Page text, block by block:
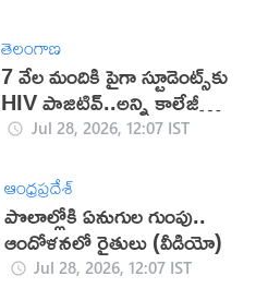
తెలంగాణ
7 వేల మందికి పైగా స్టూడెంట్స్‌కు
HIV పాజిటివ్..అన్ని కాలేజీల్లో
టెస్టులు తప్పనిసరి!
Jul 28, 2026, 12:07 IST
ఆంధ్రప్రదేశ్
పొలాల్లోకి ఏనుగుల గుంపు..
ఆందోళనలో రైతులు (వీడియో)
Jul 28, 2026, 12:07 IST